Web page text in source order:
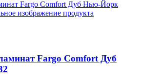
Fargo Comfort Дуб